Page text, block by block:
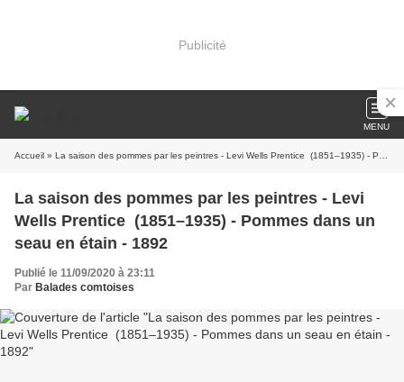
Publicité
MENU
Accueil » La saison des pommes par les peintres - Levi Wells Prentice (1851–1935) - Pommes dans un seau en étain - 1892
La saison des pommes par les peintres - Levi
Wells Prentice (1851–1935) - Pommes dans un
seau en étain - 1892
Publié le 11/09/2020 à 23:11
Par Balades comtoises